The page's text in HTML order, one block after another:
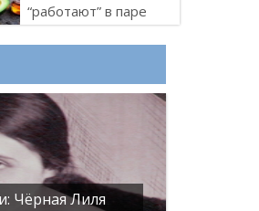
“работают” в паре
Чёрная Лиля